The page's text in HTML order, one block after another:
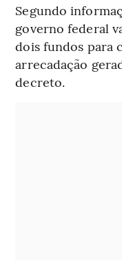
Segundo
governo federal
dois fundos para
arrecadação
decreto.